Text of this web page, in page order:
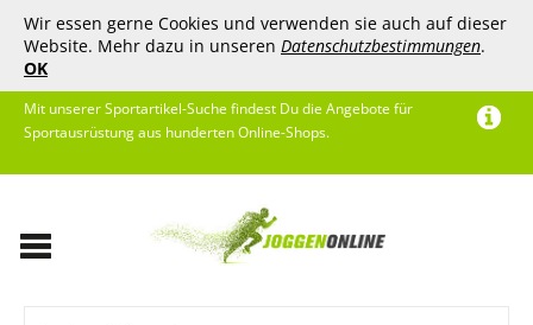
Wir essen gerne Cookies und verwenden sie auch auf dieser
Website. Mehr dazu in unseren Datenschutzbestimmungen.
OK
Mit unserer Sportartikel-Suche findest Du die Angebote für
Sportausrüstung aus hunderten Online-Shops.